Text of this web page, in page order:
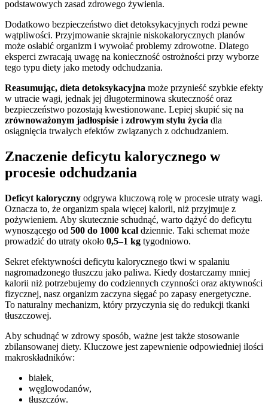
podstawowych zasad zdrowego żywienia.
Dodatkowo bezpieczeństwo diet detoksykacyjnych rodzi pewne
wątpliwości. Przyjmowanie skrajnie niskokalorycznych planów
może osłabić organizm i wywołać problemy zdrowotne. Dlatego
eksperci zwracają uwagę na konieczność ostrożności przy wyborze
tego typu diety jako metody odchudzania.
Reasumując, dieta detoksykacyjna może przynieść szybkie efekty
w utracie wagi, jednak jej długoterminowa skuteczność oraz
bezpieczeństwo pozostają kwestionowane. Lepiej skupić się na
zrównoważonym jadłospisie i zdrowym stylu życia dla
osiągnięcia trwałych efektów związanych z odchudzaniem.
Znaczenie deficytu kalorycznego w
procesie odchudzania
Deficyt kaloryczny odgrywa kluczową rolę w procesie utraty wagi.
Oznacza to, że organizm spala więcej kalorii, niż przyjmuje z
pożywieniem. Aby skutecznie schudnąć, warto dążyć do deficytu
wynoszącego od 500 do 1000 kcal dziennie. Taki schemat może
prowadzić do utraty około 0,5–1 kg tygodniowo.
Sekret efektywności deficytu kalorycznego tkwi w spalaniu
nagromadzonego tłuszczu jako paliwa. Kiedy dostarczamy mniej
kalorii niż potrzebujemy do codziennych czynności oraz aktywności
fizycznej, nasz organizm zaczyna sięgać po zapasy energetyczne.
To naturalny mechanizm, który przyczynia się do redukcji tkanki
tłuszczowej.
Aby schudnąć w zdrowy sposób, ważne jest także stosowanie
zbilansowanej diety. Kluczowe jest zapewnienie odpowiedniej ilości
makroskładników:
białek,
węglowodanów,
tłuszczów.